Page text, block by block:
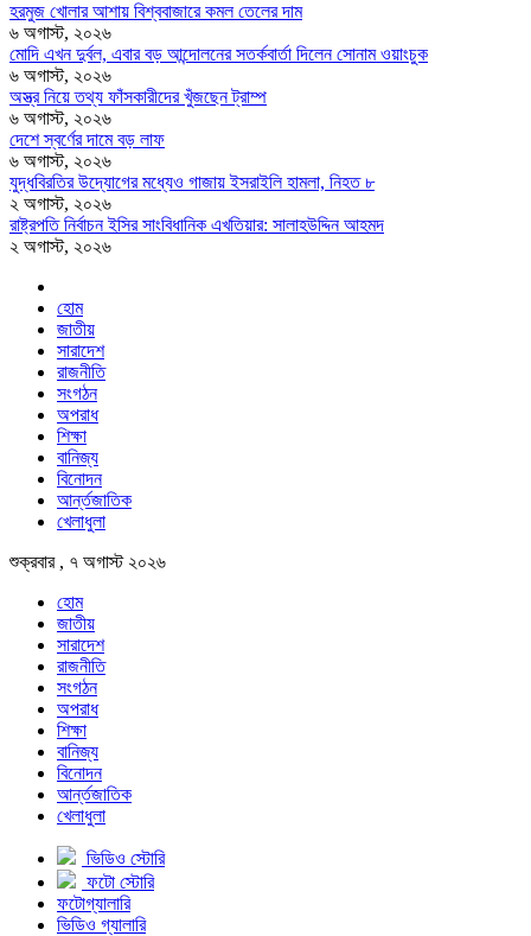
হরমুজ খোলার আশায় বিশ্ববাজারে কমল তেলের দাম
৬ অগাস্ট, ২০২৬
মোদি এখন দুর্বল, এবার বড় আন্দোলনের সতর্কবার্তা দিলেন সোনাম ওয়াংচুক
৬ অগাস্ট, ২০২৬
অস্ত্র নিয়ে তথ্য ফাঁসকারীদের খুঁজছেন ট্রাম্প
৬ অগাস্ট, ২০২৬
দেশে স্বর্ণের দামে বড় লাফ
৬ অগাস্ট, ২০২৬
যুদ্ধবিরতির উদ্যোগের মধ্যেও গাজায় ইসরাইলি হামলা, নিহত ৮
২ অগাস্ট, ২০২৬
রাষ্ট্রপতি নির্বাচন ইসির সাংবিধানিক এখতিয়ার: সালাহউদ্দিন আহমদ
২ অগাস্ট, ২০২৬
হোম
জাতীয়
সারাদেশ
রাজনীতি
সংগঠন
অপরাধ
শিক্ষা
বানিজ্য
বিনোদন
আর্ন্তজাতিক
খেলাধুলা
শুক্রবার , ৭ অগাস্ট ২০২৬
হোম
জাতীয়
সারাদেশ
রাজনীতি
সংগঠন
অপরাধ
শিক্ষা
বানিজ্য
বিনোদন
আর্ন্তজাতিক
খেলাধুলা
ভিডিও স্টোরি
ফটো স্টোরি
ফটোগ্যালারি
ভিডিও গ্যালারি